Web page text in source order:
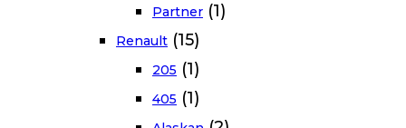
Partner (1)
Renault (15)
205 (1)
405 (1)